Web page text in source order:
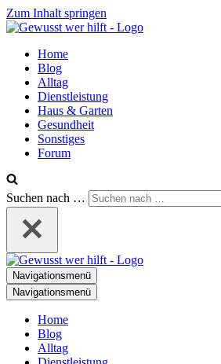
Zum Inhalt springen
Home
Blog
Alltag
Dienstleistung
Haus & Garten
Gesundheit
Sonstiges
Forum
Suchen nach …
Navigationsmenü
Navigationsmenü
Home
Blog
Alltag